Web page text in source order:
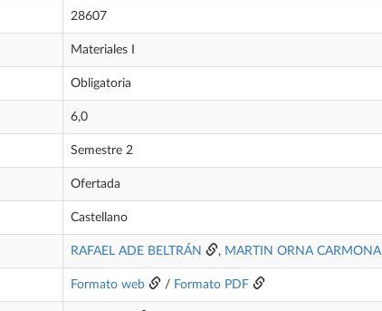
28607
Materiales I
Obligatoria
6,0
Semestre 2
Ofertada
Castellano
RAFAEL ADE BELTRÁN , MARTIN ORNA CARMONA
Formato web / Formato PDF